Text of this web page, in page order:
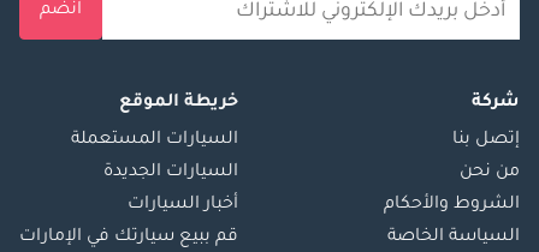
انضم
شركة
إتصل بنا
من نحن
الشروط والأحكام
السياسة الخاصة
خريطة الموقع
السيارات المستعملة
السيارات الجديدة
أخبار السيارات
قم ببيع سيارتك في الإمارات